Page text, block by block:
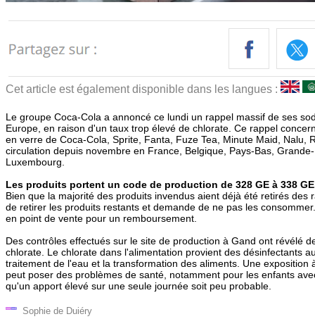
Cet article est également disponible dans les langues :
Le groupe Coca-Cola a annoncé ce lundi un rappel massif de ses
Europe, en raison d'un taux trop élevé de chlorate. Ce rappel
en verre de Coca-Cola, Sprite, Fanta, Fuze Tea, Minute Maid, Nalu,
circulation depuis novembre en France, Belgique, Pays-Bas,
Luxembourg.
Les produits portent un code de production de 328 GE à 338
Bien que la majorité des produits invendus aient déjà été retirés des
de retirer les produits restants et demande de ne pas les
en point de vente pour un remboursement.
Des contrôles effectués sur le site de production à Gand ont révélé
chlorate. Le chlorate dans l'alimentation provient des désinfectants
traitement de l'eau et la transformation des aliments. Une exposition
peut poser des problèmes de santé, notamment pour les enfants
qu'un apport élevé sur une seule journée soit peu probable.
Sophie de Duiéry